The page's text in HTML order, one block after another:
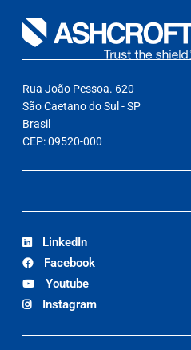
Rua João Pessoa. 620
São Caetano do Sul - SP
Brasil
CEP: 09520-000
LinkedIn
Facebook
Youtube
Instagram